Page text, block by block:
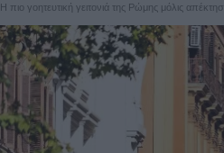
Η πιο γοητευτική γειτονιά της Ρώμης μόλις